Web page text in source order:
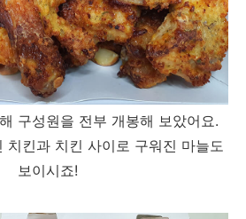
구성원을 전부 개봉해 보았어요.
치킨과 치킨 사이로 구워진 마늘도
보이시죠!